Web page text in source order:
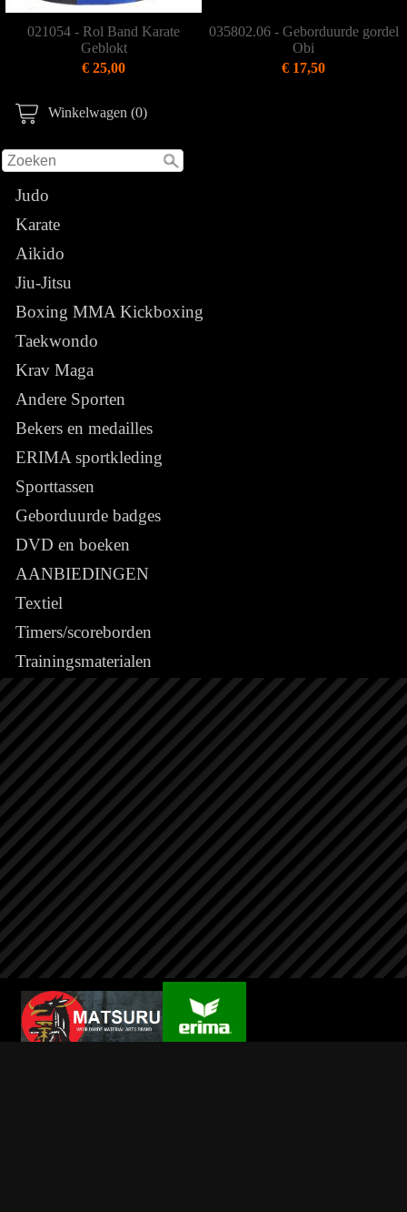
Winkelwagen (0)
Judo
Karate
Aikido
Jiu-Jitsu
Boxing MMA Kickboxing
Taekwondo
Krav Maga
Andere Sporten
Bekers en medailles
ERIMA sportkleding
Sporttassen
Geborduurde badges
DVD en boeken
AANBIEDINGEN
Textiel
Timers/scoreborden
Trainingsmaterialen
021054 - Rol Band Karate
Geblokt
€ 25,00
035802.06 - Geborduurde gordel
Obi
€ 17,50